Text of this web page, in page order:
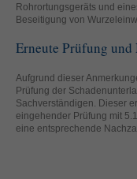
Rohrortungsgeräts und
Beseitigung von
Erneute Prüfung und
Aufgrund dieser
Prüfung der
Sachverständigen. Dieser
eingehender Prüfung mit
eine entsprechende
helfen, diese Website
Personenbezogene
Anzeigen- und
Datenschutzerklärung.
Hier finden Sie eine
können Ihre
weitere Informationen
Cookies auswählen.